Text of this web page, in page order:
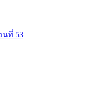
นที่ 53